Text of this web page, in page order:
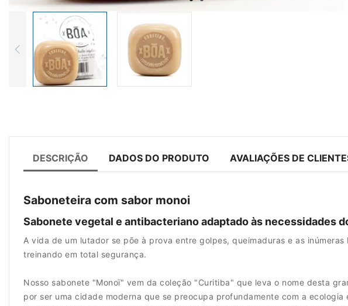
DESCRIÇÃO DADOS DO PRODUTO AVALIAÇÕES DE
Saboneteira com sabor monoi
Sabonete vegetal e antibacteriano adaptado às necessidades
A vida de um lutador se põe à prova entre golpes, queimaduras e as
treinando em total segurança.
Nosso sabonete "Monoï" vem da coleção "Curitiba" que leva o nome desta
por ser uma cidade moderna que se preocupa profundamente com a